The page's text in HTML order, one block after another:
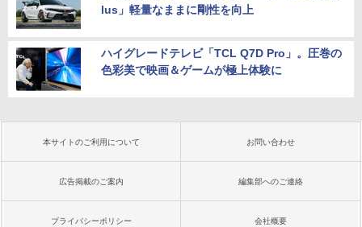
lus」軽量なままに剛性を向上
ハイグレードテレビ「TCL Q7D Pro」。圧巻の
色彩美で映画＆ゲームが極上体験に
本サイトのご利用について お問い合わせ
広告掲載のご案内 編集部へのご連絡
プライバシーポリシー 会社概要